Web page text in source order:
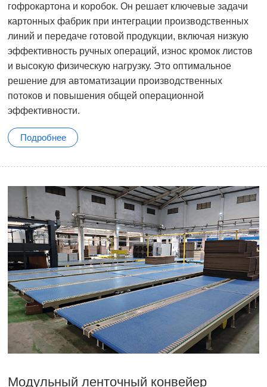
гофрокартона и коробок. Он решает ключевые задачи
картонных фабрик при интеграции производственных
линий и передаче готовой продукции, включая низкую
эффективность ручных операций, износ кромок листов
и высокую физическую нагрузку. Это оптимальное
решение для автоматизации производственных
потоков и повышения общей операционной
эффективности.
Подробнее
Модульный ленточный конвейер